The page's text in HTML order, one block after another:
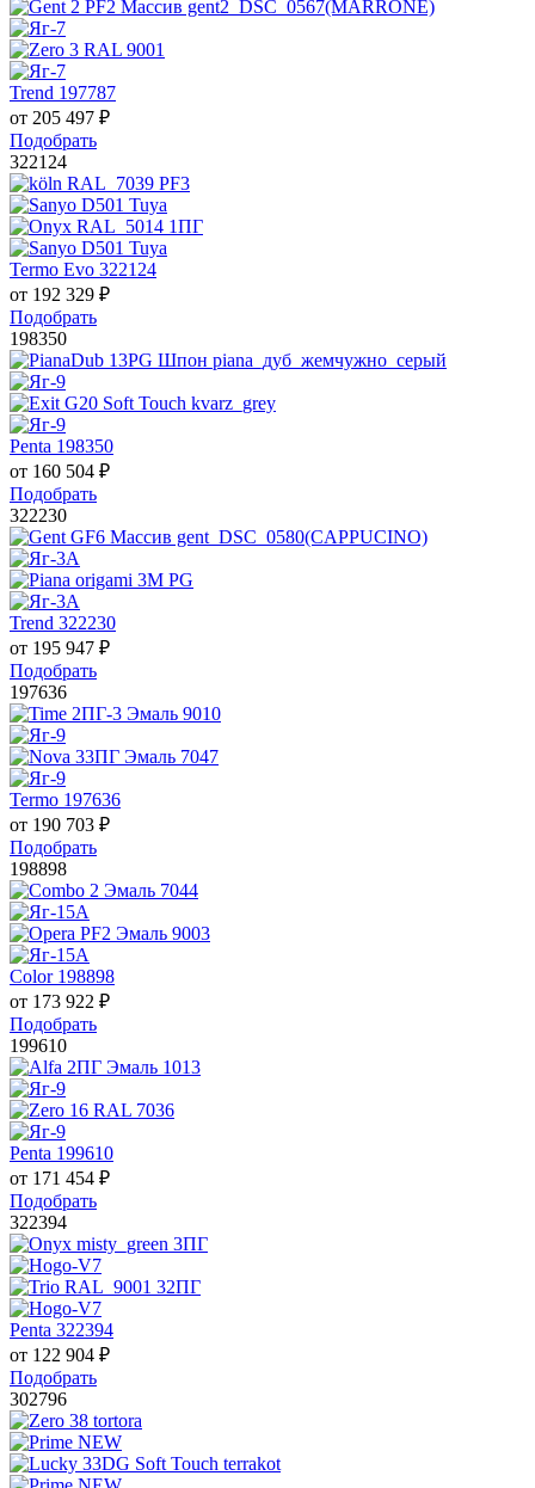
Trend 197787
от 205 497 ₽
Подобрать
322124
Termo Evo 322124
от 192 329 ₽
Подобрать
198350
Penta 198350
от 160 504 ₽
Подобрать
322230
Trend 322230
от 195 947 ₽
Подобрать
197636
Termo 197636
от 190 703 ₽
Подобрать
198898
Color 198898
от 173 922 ₽
Подобрать
199610
Penta 199610
от 171 454 ₽
Подобрать
322394
Penta 322394
от 122 904 ₽
Подобрать
302796